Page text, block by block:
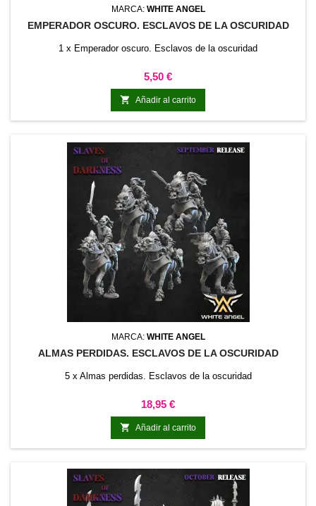
MARCA: WHITE ANGEL
EMPERADOR OSCURO. ESCLAVOS DE LA OSCURIDAD
1 x Emperador oscuro. Esclavos de la oscuridad
Precio
5,50 €
 Añadir al carrito
MARCA: WHITE ANGEL
ALMAS PERDIDAS. ESCLAVOS DE LA OSCURIDAD
5 x Almas perdidas. Esclavos de la oscuridad
Precio
18,95 €
 Añadir al carrito